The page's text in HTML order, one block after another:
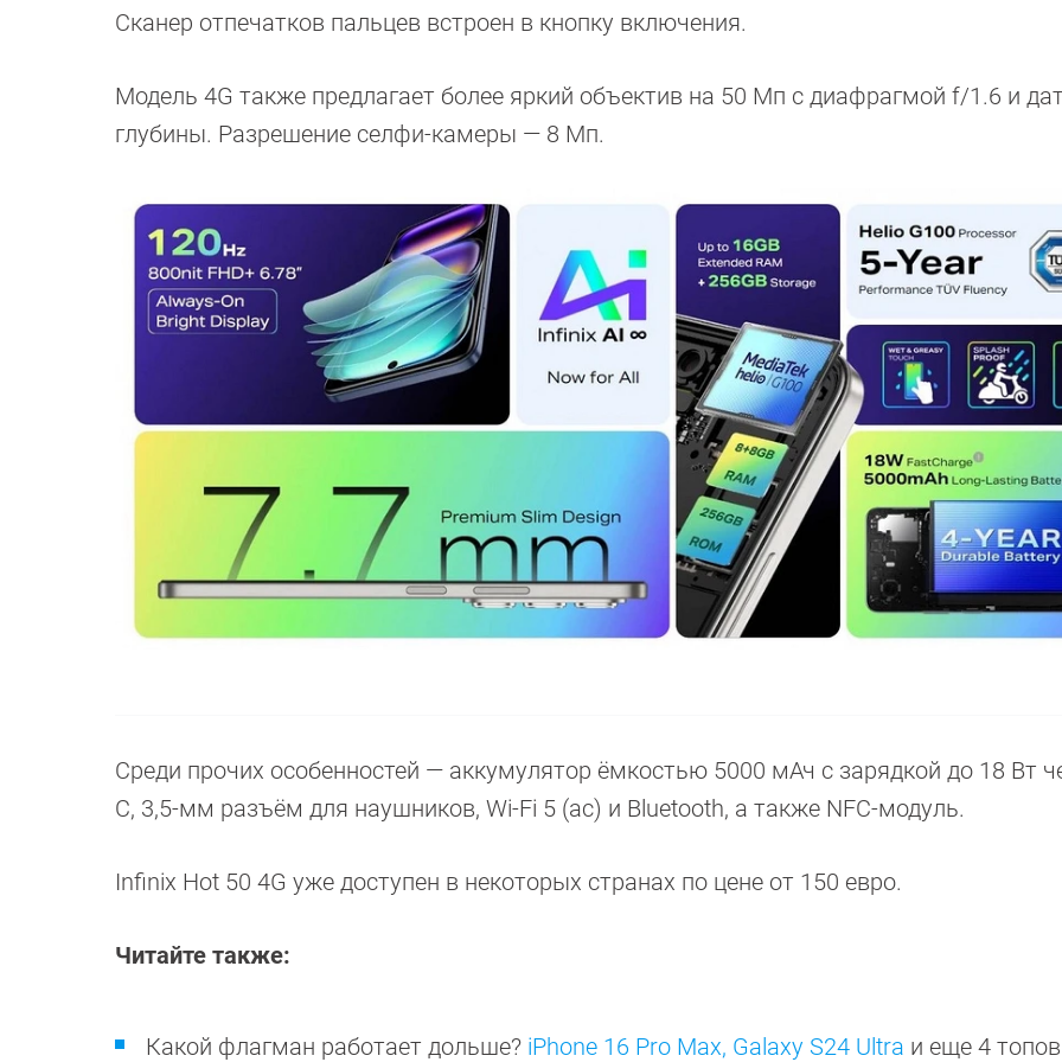
Сканер отпечатков пальцев встроен в кнопку включения.
Модель 4G также предлагает более яркий объектив на 50 Мп с диафрагмой f/1.6 и
глубины. Разрешение селфи-камеры — 8 Мп.
Среди прочих особенностей — аккумулятор ёмкостью 5000 мАч с зарядкой до 18 Вт
C, 3,5-мм разъём для наушников, Wi-Fi 5 (ac) и Bluetooth, а также NFC-модуль.
Infinix Hot 50 4G уже доступен в некоторых странах по цене от 150 евро.
Читайте также:
Какой флагман работает дольше? iPhone 16 Pro Max, Galaxy S24 Ultra и еще 4